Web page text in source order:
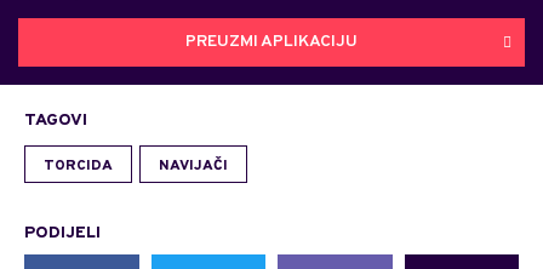
PREUZMI APLIKACIJU
TAGOVI
TORCIDA NAVIJAČI
PODIJELI